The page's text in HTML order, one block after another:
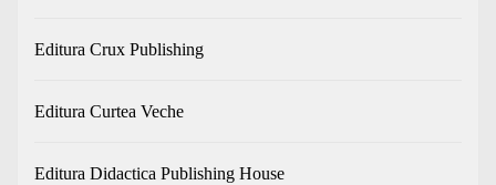
Editura Crux Publishing
Editura Curtea Veche
Editura Didactica Publishing House